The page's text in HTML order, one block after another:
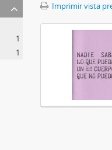
1
1
Imprimir vista